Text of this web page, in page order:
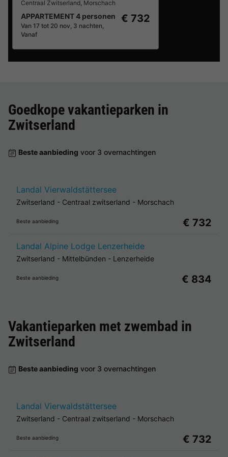
Centraal Zwitserland, Morschach
APPARTEMENT 4 personen
Van 17 tot 20 nov, 3 nachten,
Vanaf
€ 732
Goedkope vakantieparken in
Zwitserland
Beste aanbieding voor 3 overnachtingen
Landal Vierwaldstättersee
Zwitserland - Centraal zwitserland - Morschach
Beste aanbieding € 732
Landal Alpine Lodge Lenzerheide
Zwitserland - Mittelbünden - Lenzerheide
Beste aanbieding € 834
Vakantieparken met zwembad in
Zwitserland
Beste aanbieding voor 3 overnachtingen
Landal Vierwaldstättersee
Zwitserland - Centraal zwitserland - Morschach
Beste aanbieding € 732